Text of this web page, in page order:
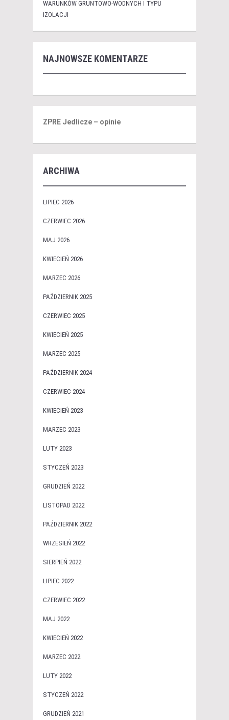
WARUNKÓW GRUNTOWO-WODNYCH I TYPU
IZOLACJI
NAJNOWSZE KOMENTARZE
ZPRE Jedlicze – opinie
ARCHIWA
LIPIEC 2026
CZERWIEC 2026
MAJ 2026
KWIECIEŃ 2026
MARZEC 2026
PAŹDZIERNIK 2025
CZERWIEC 2025
KWIECIEŃ 2025
MARZEC 2025
PAŹDZIERNIK 2024
CZERWIEC 2024
KWIECIEŃ 2023
MARZEC 2023
LUTY 2023
STYCZEŃ 2023
GRUDZIEŃ 2022
LISTOPAD 2022
PAŹDZIERNIK 2022
WRZESIEŃ 2022
SIERPIEŃ 2022
LIPIEC 2022
CZERWIEC 2022
MAJ 2022
KWIECIEŃ 2022
MARZEC 2022
LUTY 2022
STYCZEŃ 2022
GRUDZIEŃ 2021